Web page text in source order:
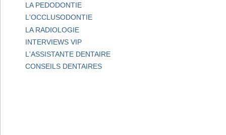
LA PEDODONTIE
L'OCCLUSODONTIE
LA RADIOLOGIE
INTERVIEWS VIP
L'ASSISTANTE DENTAIRE
CONSEILS DENTAIRES